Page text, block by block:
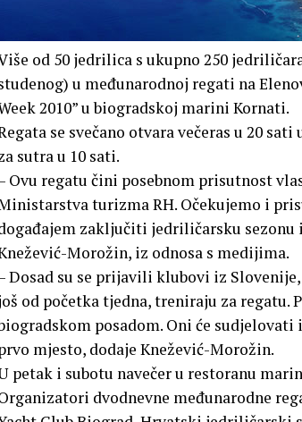
od 50 jedrilica s ukupno 250
u međunarodnoj regati na
2010” u biogradskoj marini Kornati.
se svečano otvara večeras u 20
sutra u 10 sati.
Ovu regatu čini posebnom prisutnost
turizma RH. Očekujemo i
zaključiti jedriličarsku sezonu
Morožin, iz odnosa s medijima.
Dosad su se prijavili klubovi iz
od početka tjedna, treniraju za regatu.
posadom. Oni će
mjesto, dodaje Knežević-Morožin.
petak i subotu navečer u restoranu
dvodnevne međunarodne